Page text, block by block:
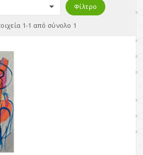
 Φίλτρο
1-1 από σύνολο 1